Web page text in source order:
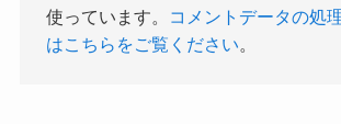
使っています。
コメントデータの処
はこちらをご覧ください。